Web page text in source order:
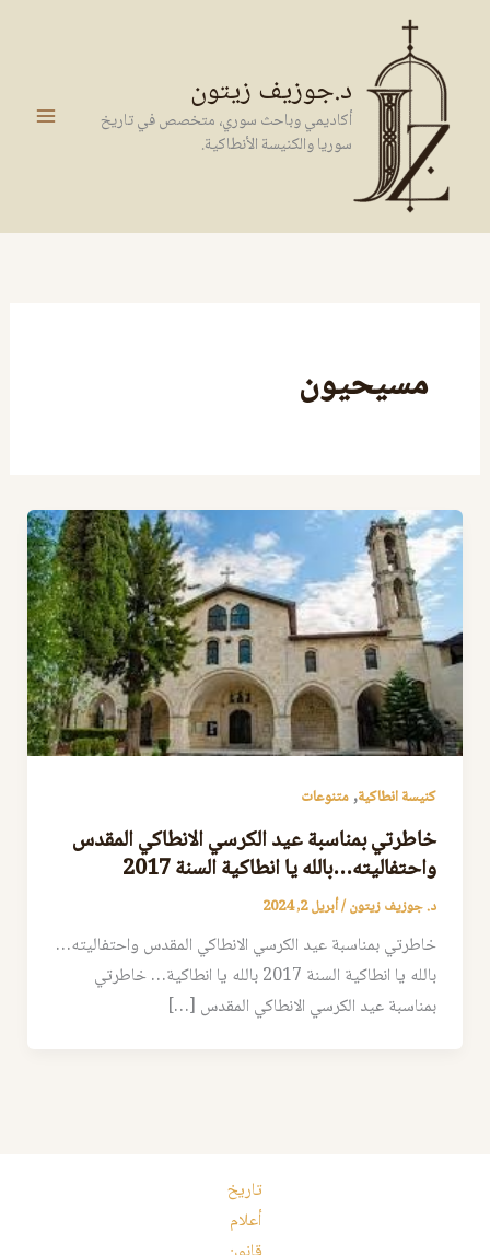
المحتوى
د.جوزيف زيتون
أكاديمي وباحث سوري، متخصص في تاريخ
سوريا والكنيسة الأنطاكية.
مسيحيون
كنيسة انطاكية,متنوعات
خاطرتي بمناسبة عيد الكرسي الانطاكي المقدس
واحتفاليته…بالله يا انطاكية السنة 2017
د. جوزيف زيتون/أبريل 2, 2024
خاطرتي بمناسبة عيد الكرسي الانطاكي المقدس واحتفاليته…
بالله يا انطاكية السنة 2017 بالله يا انطاكية… خاطرتي
بمناسبة عيد الكرسي الانطاكي المقدس […]
تاريخ
أعلام